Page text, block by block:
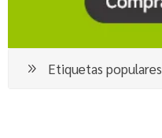
Etiquetas populares